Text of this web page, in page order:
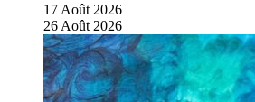
17 Août 2026
26 Août 2026